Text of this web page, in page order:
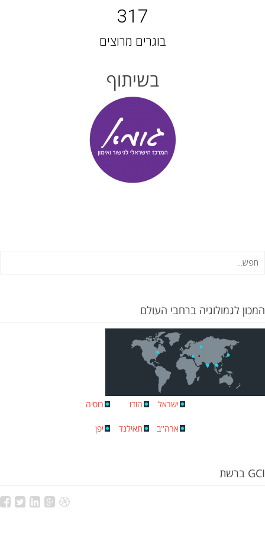
317
בוגרים מרוצים
בשיתוף
המכון לגמולוגיה ברחבי העולם
ישראל הודו רוסיה
ארה''ב תאילנד יפן
GCI ברשת